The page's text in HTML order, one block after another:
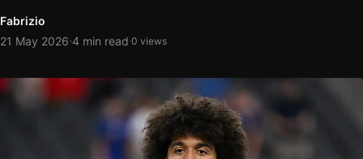
Fabrizio
21 May 2026·4 min read·0 views